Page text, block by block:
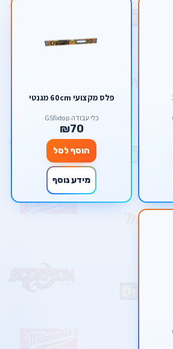
פלס מקצועי 60cm מגנטי
כלי עבודה GSfixtop
₪70
הוסף לסל
מידע נוסף